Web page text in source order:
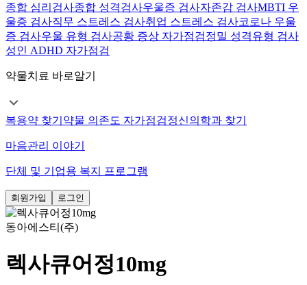
종합 심리검사종합 성격검사우울증 검사자존감 검사MBTI 우
울증 검사직무 스트레스 검사취업 스트레스 검사코로나 우울
증 검사우울 유형 검사공황 증상 자가점검정밀 성격유형 검사
성인 ADHD 자가점검
약물치료 바로알기
복용약 찾기 약물 의존도 자가점검정신의학과 찾기
마음관리 이야기
단체 및 기업용 복지 프로그램
회원가입 로그인
동아에스티(주)
렉사큐어정10mg